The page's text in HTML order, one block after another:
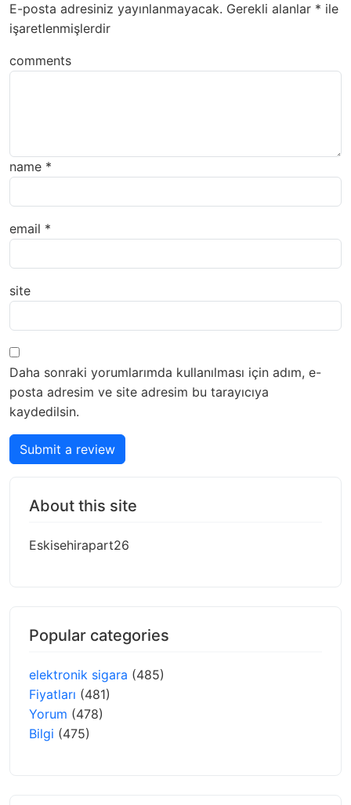
E-posta adresiniz yayınlanmayacak. Gerekli alanlar * ile
işaretlenmişlerdir
comments
name *
email *
site
Daha sonraki yorumlarımda kullanılması için adım, e-
posta adresim ve site adresim bu tarayıcıya
kaydedilsin.
Submit a review
About this site
Eskisehirapart26
Popular categories
elektronik sigara (485)
Fiyatları (481)
Yorum (478)
Bilgi (475)